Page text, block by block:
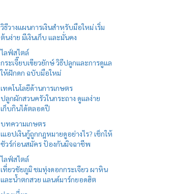
วิธีวางแผนการเงินสำหรับมือใหม่ เริ่ม
ต้นง่าย มีเงินเก็บ และมั่นคง
ไลฟ์สไตล์
กระเจี๊ยบเขียวยักษ์ วิธีปลูกและการดูแล
ให้ฝักดก ฉบับมือใหม่
เทคโนโลยีด้านการเกษตร
ปลูกผักสวนครัวในกระถาง ดูแลง่าย
เก็บกินได้ตลอดปี
บทความเกษตร
เแอปเงินกู้ถูกกฎหมายดูอย่างไร? เช็กให้
ชัวร์ก่อนสมัคร ป้องกันมิจฉาชีพ
ไลฟ์สไตล์
เที่ยวชัยภูมิ ชมทุ่งดอกกระเจียว ผาหิน
และน้ำตกสวย แลนด์มาร์กยอดฮิต